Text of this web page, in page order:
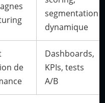
segmentation
dynamique
de
Dashboards,
KPIs, tests
A/B